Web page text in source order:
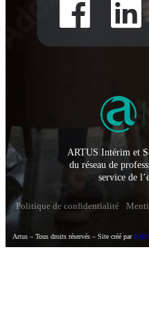
ARTUS Intérim et
du réseau de
service de
Politique de confidentialité
Artus – Tous droits réservés – Site créé par